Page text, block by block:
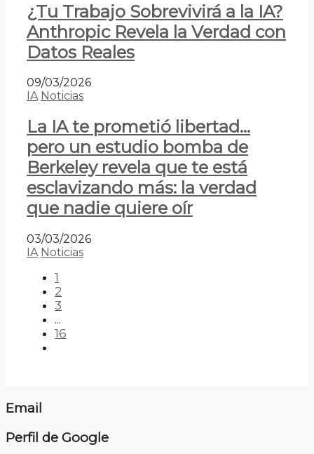
¿Tu Trabajo Sobrevivirá a la IA?
Anthropic Revela la Verdad con
Datos Reales
09/03/2026
IA Noticias
La IA te prometió libertad…
pero un estudio bomba de
Berkeley revela que te está
esclavizando más: la verdad
que nadie quiere oír
03/03/2026
IA Noticias
1
2
3
...
16
Email
Perfil de Google